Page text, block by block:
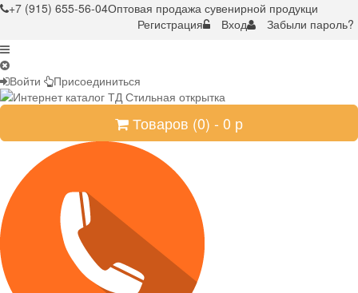
+7 (915) 655-56-04Оптовая продажа сувенирной продукци
Регистрация
Вход Забыли пароль?
Войти Присоединиться
Товаров (0) - 0 р